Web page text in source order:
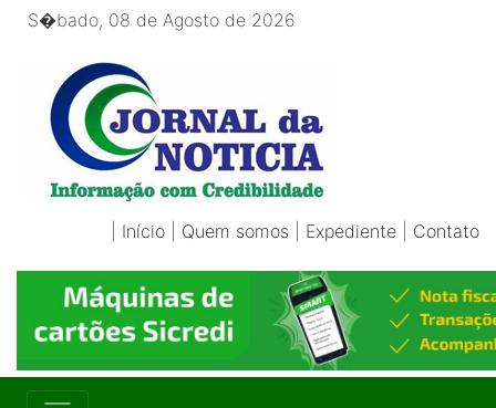
S�bado, 08 de Agosto de 2026
Início Quem somos Expediente Contato